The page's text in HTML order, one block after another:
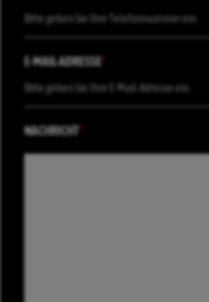
E-MAIL-ADRESSE*
NACHRICHT*